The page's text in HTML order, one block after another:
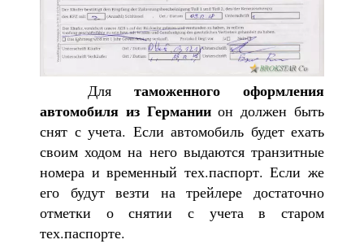
Для таможенного оформления
автомобиля из Германиион должен быть
снят с учета. Если автомобиль будет ехать
своим ходом на него выдаются транзитные
номера и временный тех.паспорт. Если же
его будут везти на трейлере достаточно
отметки о снятии с учета в старом
тех.паспорте.